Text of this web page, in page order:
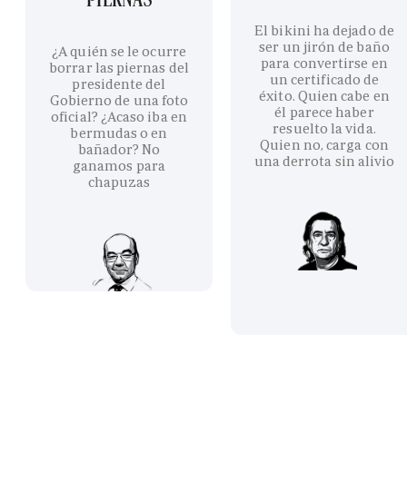
¿A quién se le ocurre
borrar las piernas del
presidente del
Gobierno de una foto
oficial? ¿Acaso iba en
bermudas o en
bañador? No
ganamos para
chapuzas
El bikini ha dejado de
ser un jirón de baño
para convertirse en
un certificado de
éxito. Quien cabe en
él parece haber
resuelto la vida.
Quien no, carga con
una derrota sin alivio